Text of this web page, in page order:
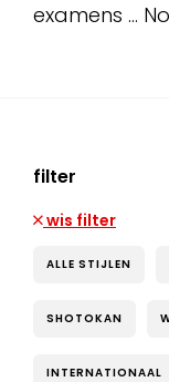
examens …
filter
wis filter
ALLE STIJLEN
SHOTOKAN
INTERNATIONAAL